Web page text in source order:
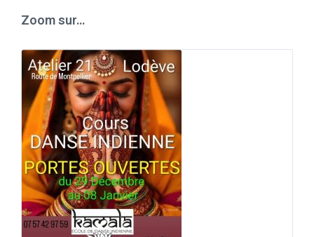
Zoom sur…